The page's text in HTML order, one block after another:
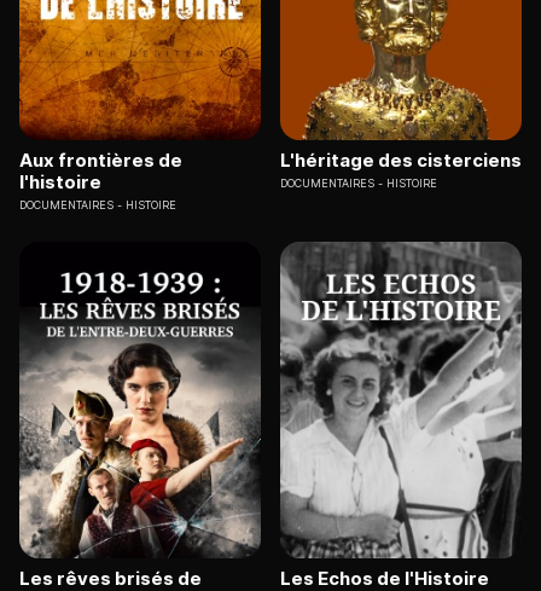
Aux frontières de
l'histoire
DOCUMENTAIRES HISTOIRE
L'héritage des cisterciens
DOCUMENTAIRES HISTOIRE
Les rêves brisés de
Les Echos de l'Histoire